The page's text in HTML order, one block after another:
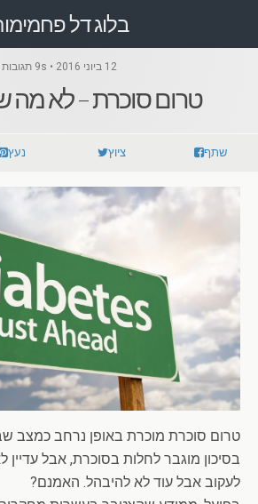
בלוג דל
12 ביוני 2016 • 9s תגובות
טרום סוכרת – לא
שתף ציוץ נעץ
טרום סוכרת מוכרת באופן נרחב כמצב
בסיכון מוגבר לחלות בסוכרת, אבל
לעקוב אבל עוד לא להיבהל. האמנם?